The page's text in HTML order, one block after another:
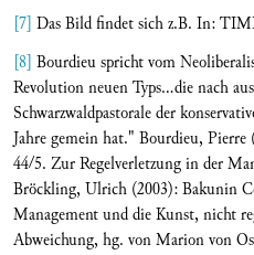
[7] Das Bild findet sich z.B. In:
[8] Bourdieu spricht vom
Revolution neuen Typs...die nach
Schwarzwaldpastorale der
Jahre gemein hat." Bourdieu, Pierre
44/5. Zur Regelverletzung in der
Bröckling, Ulrich (2003): Bakunin
Management und die Kunst, nicht
Abweichung, hg. von Marion von